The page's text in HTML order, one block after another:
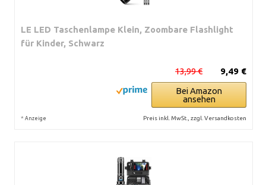
LE LED Taschenlampe Klein, Zoombare Flashlight
für Kinder, Schwarz
9,49 €
13,99 €
Bei Amazon
ansehen
* Anzeige Preis inkl. MwSt., zzgl. Versandkosten